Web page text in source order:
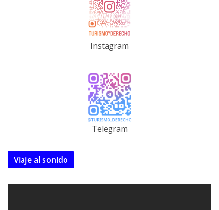
Instagram
Telegram
Viaje al sonido